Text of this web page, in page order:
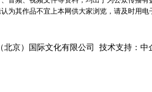
为其作品不宜上本网供大家浏览，请及时用
北京）国际文化有限公司 技术支持：